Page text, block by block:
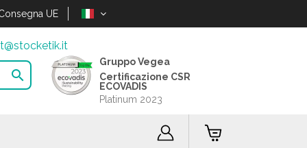
UE

Gruppo Vegea
Certificazione CSR
ECOVADIS
Platinum 2023